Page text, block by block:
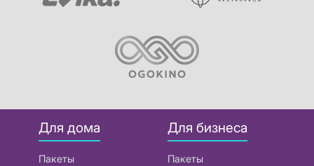
Для дома
Пакеты
Для бизнеса
Пакеты